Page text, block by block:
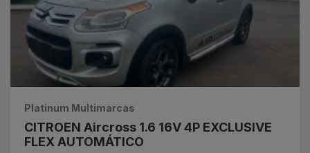
Platinum Multimarcas
CITROEN Aircross 1.6 16V 4P EXCLUSIVE
FLEX AUTOMÁTICO